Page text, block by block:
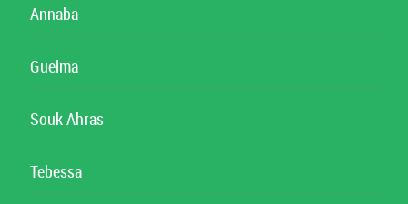
Annaba
Guelma
Souk Ahras
Tebessa